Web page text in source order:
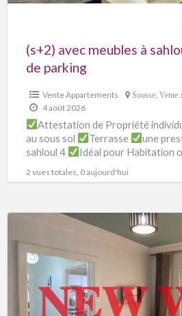
(s+2) avec meubles à
de parking
Vente Appartements Sousse, Vente
4 août 2026
Attestation de Propriété
au sous sol
Terrasse
une
sahloul 4
Idéal pour Habitation
2 vues totales, 0 aujourd'hui